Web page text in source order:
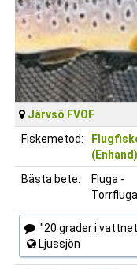
Järvsö FVOF
Fiskemetod:
(Enhand)
Bästa bete:
Fluga -
Torrfluga
"20 grader i
Ljussjön